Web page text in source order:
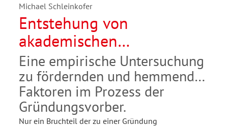
Michael Schleinkofer
Entstehung von
akademischen
Ausgründungen
Eine empirische Untersuchung
zu fördernden und hemmenden
Faktoren im Prozess der
Gründungsvorber.
Nur ein Bruchteil der zu einer Gründung